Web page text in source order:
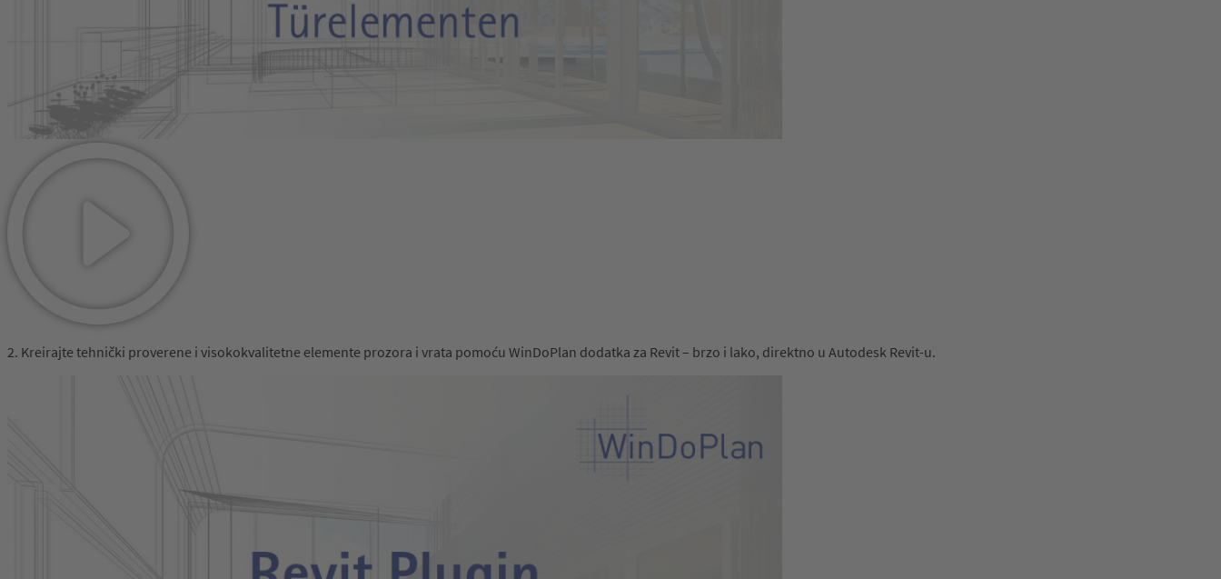
2. Kreirajte tehnički proverene i visokokvalitetne elemente prozora i vrata pomoću WinDoPlan dodatka za Revit – brzo i lako, direktno u Autodesk Revit-u.